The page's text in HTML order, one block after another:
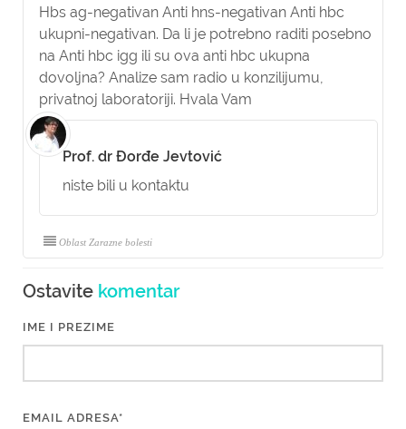
Hbs ag-negativan Anti hns-negativan Anti hbc
ukupni-negativan. Da li je potrebno raditi posebno
na Anti hbc igg ili su ova anti hbc ukupna
dovoljna? Analize sam radio u konzilijumu,
privatnoj laboratoriji. Hvala Vam
Prof. dr Đorđe Jevtović
niste bili u kontaktu
Oblast Zarazne bolesti
Ostavite komentar
IME I PREZIME
EMAIL ADRESA*